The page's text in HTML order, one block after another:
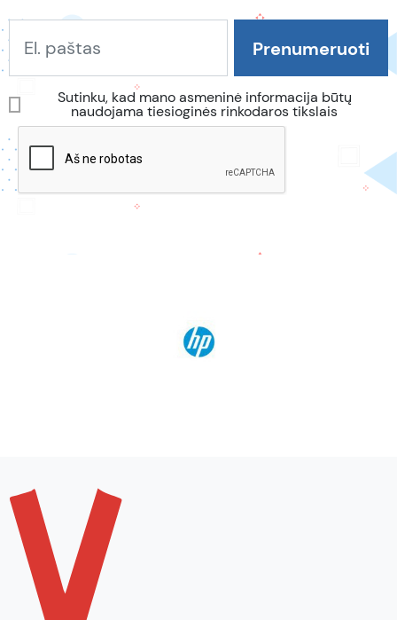
Sutinku, kad mano asmeninė informacija būtų
naudojama tiesioginės rinkodaros tikslais